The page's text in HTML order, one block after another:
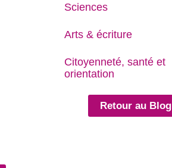
Sciences
Arts & écriture
Citoyenneté, santé et
orientation
Retour au Blog